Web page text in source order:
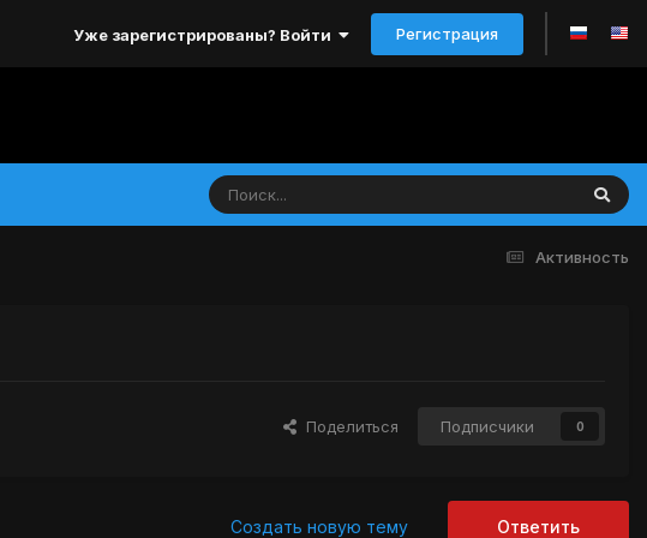
Уже зарегистрированы? Войти Регистрация
Активность
Поделиться Подписчики 0
Ответить
Создать новую тему